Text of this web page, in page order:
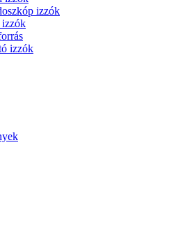
izzók
izzók